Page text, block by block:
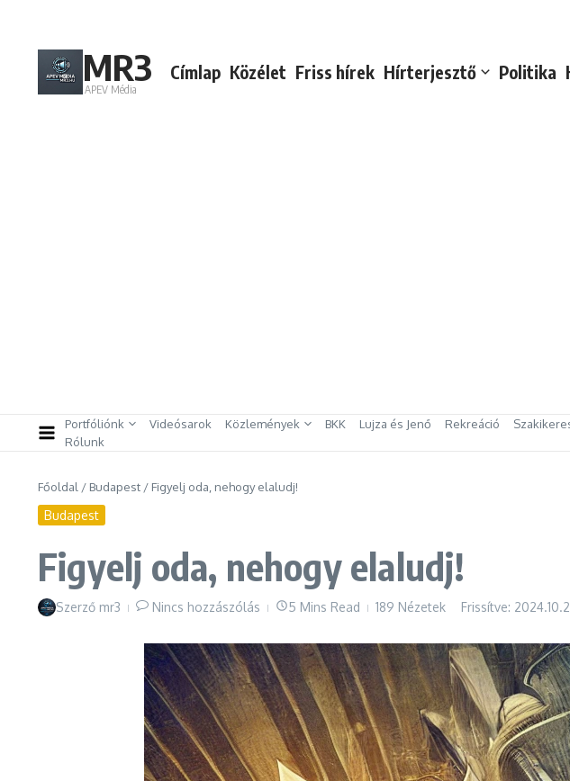
MR3
APEV Média
Címlap Közélet Friss hírek Hírterjesztő Politika
Portfóliónk Videósarok Közlemények BKK Lujza és Jenő Rekreáció
Rólunk
Főoldal / Budapest / Figyelj oda, nehogy elaludj!
Budapest
Figyelj oda, nehogy elaludj!
Szerző mr3 Nincs hozzászólás 5 Mins Read 189 Nézetek Frissítve: